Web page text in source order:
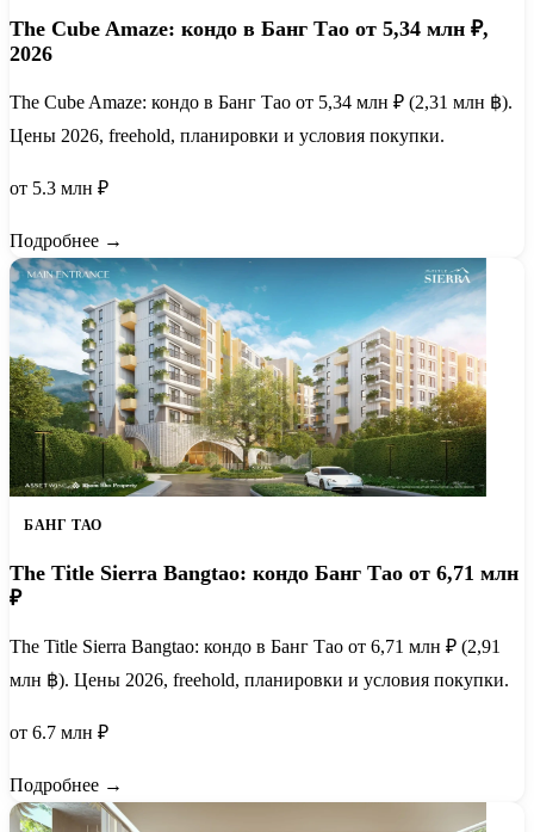
The Cube Amaze: кондо в Банг Тао от 5,34 млн ₽,
2026
The Cube Amaze: кондо в Банг Тао от 5,34 млн ₽ (2,31 млн ฿).
Цены 2026, freehold, планировки и условия покупки.
от 5.3 млн ₽
Подробнее →
БАНГ ТАО
The Title Sierra Bangtao: кондо Банг Тао от 6,71 млн
₽
The Title Sierra Bangtao: кондо в Банг Тао от 6,71 млн ₽ (2,91
млн ฿). Цены 2026, freehold, планировки и условия покупки.
от 6.7 млн ₽
Подробнее →